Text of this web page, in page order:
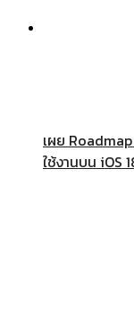
เผย
ใช้งานบน iOS